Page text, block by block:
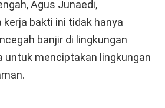
Agus Junaedi,
bakti ini tidak hanya
banjir di lingkungan
untuk menciptakan lingkungan